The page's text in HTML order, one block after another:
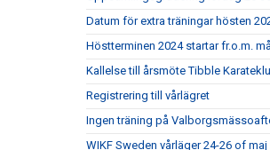
Datum för extra träningar hösten
Höstterminen 2024 startar fr.o.m.
Kallelse till årsmöte Tibble
Registrering till vårlägret
Ingen träning på
WIKF Sweden vårläger 24-26 of maj